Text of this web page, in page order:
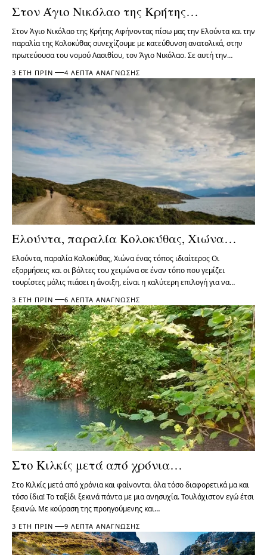
Στον Άγιο Νικόλαο της Κρήτης…
Στον Άγιο Νικόλαο της Κρήτης Αφήνοντας πίσω μας την Ελούντα και την
παραλία της Κολοκύθας συνεχίζουμε με κατεύθυνση ανατολικά, στην
πρωτεύουσα του νομού Λασιθίου, τον Άγιο Νικόλαο. Σε αυτή την…
3 ΈΤΗ ΠΡΙΝ 4 ΛΕΠΤΆ ΑΝΆΓΝΩΣΗΣ
Ελούντα, παραλία Κολοκύθας, Χιώνα…
Ελούντα, παραλία Κολοκύθας, Χιώνα ένας τόπος ιδιαίτερος Οι
εξορμήσεις και οι βόλτες του χειμώνα σε έναν τόπο που γεμίζει
τουρίστες μόλις πιάσει η άνοιξη, είναι η καλύτερη επιλογή για να…
3 ΈΤΗ ΠΡΙΝ 6 ΛΕΠΤΆ ΑΝΆΓΝΩΣΗΣ
Στο Κιλκίς μετά από χρόνια…
Στο Κιλκίς μετά από χρόνια και φαίνονται όλα τόσο διαφορετικά μα και
τόσο ίδια! Το ταξίδι ξεκινά πάντα με μια ανησυχία. Τουλάχιστον εγώ έτσι
ξεκινώ. Με κούραση της προηγούμενης και…
3 ΈΤΗ ΠΡΙΝ 9 ΛΕΠΤΆ ΑΝΆΓΝΩΣΗΣ